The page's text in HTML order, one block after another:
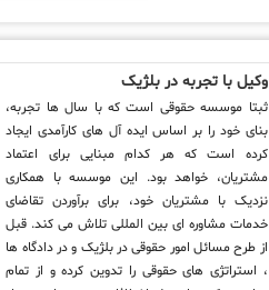
وکیل با تجربه در بلژیک
ثبتا موسسه حقوقی است که با سال ها تجربه،
بنای خود را بر اساس ایده آل های کارآمدی ایجاد
کرده است که هر کدام مبنایی برای اعتماد
مشتریان، خواهد بود. این موسسه با همکاری
نزدیک با مشتریان خود، برای برآوردن تقاضای
خدمات مشاوره ای بین المللی تلاش می کند. قبل
از طرح مسائل امور حقوقی در بلژیک و در دادگاه ها
، استراتژی های حقوقی را تدوین کرده و از تمام